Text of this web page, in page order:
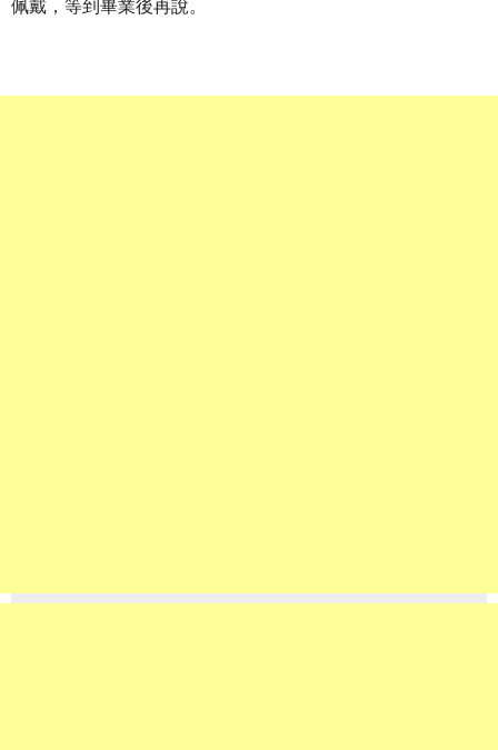
佩戴，等到畢業後再說。